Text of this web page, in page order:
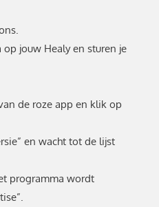
jouw Healy en sturen je
de roze app en klik op
en wacht tot de lijst
programma wordt